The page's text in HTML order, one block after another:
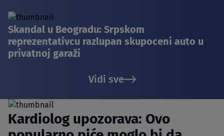
Skandal u Beogradu: Srpskom
reprezentativcu razlupan skupoceni auto u
privatnoj garaži
Vidi sve
Kardiolog upozorava: Ovo